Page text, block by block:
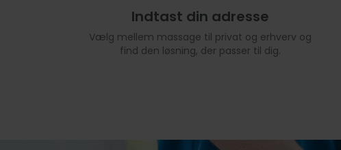
Indtast din adresse
Vælg mellem massage til privat og erhverv og
find den løsning, der passer til dig.